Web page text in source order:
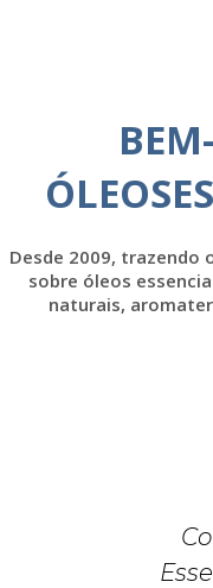
Desde 2009, trazendo
sobre óleos
naturais,